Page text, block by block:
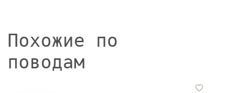
Похожие по
поводам